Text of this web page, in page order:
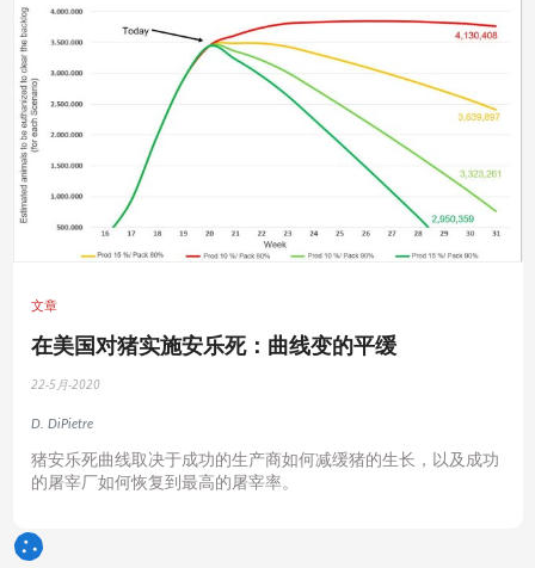
文章
在美国对猪实施安乐死：曲线变的平缓
22-5月-2020
D. DiPietre
猪安乐死曲线取决于成功的生产商如何减缓猪的生长，以及成功
的屠宰厂如何恢复到最高的屠宰率。